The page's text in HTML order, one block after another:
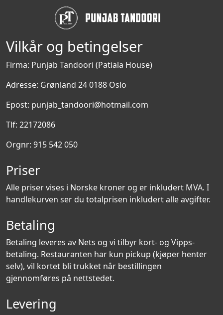
Vilkår og betingelser
Firma: Punjab Tandoori (Patiala House)
Adresse: Grønland 24 0188 Oslo
Epost: punjab_tandoori@hotmail.com
Tlf: 22172086
Orgnr: 915 542 050
Priser
Alle priser vises i Norske kroner og er inkludert MVA. I
handlekurven ser du totalprisen inkludert alle avgifter.
Betaling
Betaling leveres av Nets og vi tilbyr kort- og Vipps-
betaling. Restauranten har kun pickup (kjøper henter
selv), vil kortet bli trukket når bestillingen
gjennomføres på nettstedet.
Levering